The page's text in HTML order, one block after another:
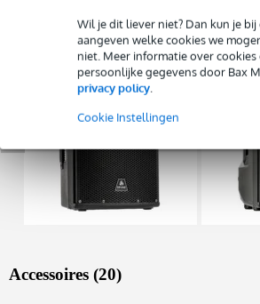
Wil je dit liever niet? Dan kun je
aangeven welke cookies we
niet. Meer informatie over cookies
persoonlijke gegevens door Bax
privacy policy.
Cookie Instellingen
Bekijk ook eens (9)
Accessoires (20)